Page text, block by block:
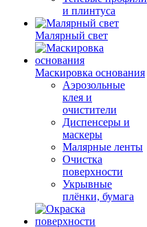
и плинтуса
Малярный свет
Маскировка основания
Аэрозольные
клея и
очистители
Диспенсеры и
маскеры
Малярные ленты
Очистка
поверхности
Укрывные
плёнки, бумага